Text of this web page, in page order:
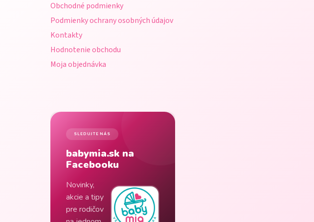
Obchodné podmienky
Podmienky ochrany osobných údajov
Kontakty
Hodnotenie obchodu
Moja objednávka
SLEDUJTE NÁS
babymia.sk na
Facebooku
Novinky,
akcie a tipy
pre rodičov